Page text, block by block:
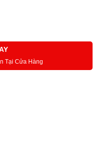
Tại Cửa Hàng